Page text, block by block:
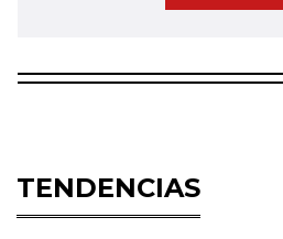
TENDENCIAS